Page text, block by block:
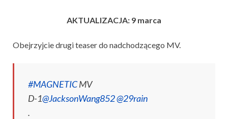
AKTUALIZACJA: 9 marca
Obejrzyjcie drugi teaser do nadchodzącego MV.
#MAGNETICMV
D-1@JacksonWang852@29rain
.